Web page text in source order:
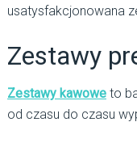
usatysfakcjonowana
Zestawy
Zestawy kawoweto
od czasu do czasu